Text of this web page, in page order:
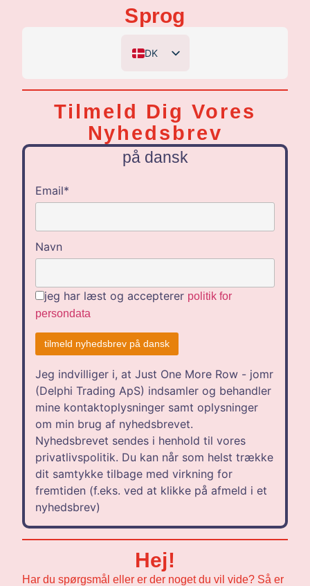
Sprog
DK
NL
Tilmeld Dig Vores
Nyhedsbrev
på dansk
Email*
Navn
jeg har læst og accepterer politik for
persondata
Jeg indvilliger i, at Just One More Row - jomr
(Delphi Trading ApS) indsamler og behandler
mine kontaktoplysninger samt oplysninger
om min brug af nyhedsbrevet.
Nyhedsbrevet sendes i henhold til vores
privatlivspolitik. Du kan når som helst trække
dit samtykke tilbage med virkning for
fremtiden (f.eks. ved at klikke på afmeld i et
nyhedsbrev)
Hej!
Har du spørgsmål eller er der noget du vil vide? Så er